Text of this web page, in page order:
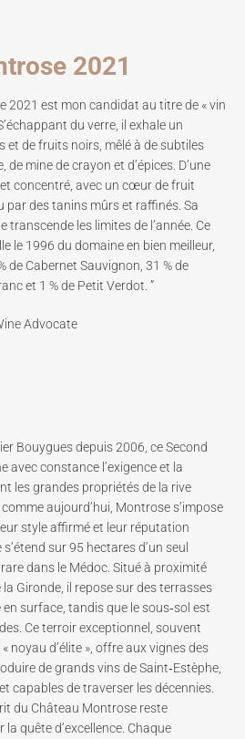
2021
2021 est mon candidat au titre de « vin
du verre, il exhale un
et de fruits noirs, mêlé à de subtiles
de mine de crayon et d’épices. D’une
concentré, avec un cœur de fruit
par des tanins mûrs et raffinés. Sa
les limites de l’année. Ce
le 1996 du domaine en bien meilleur,
de Cabernet Sauvignon, 31 % de
et 1 % de Petit Verdot. ”
Advocate
Bouygues depuis 2006, ce Second
avec constance l’exigence et la
les grandes propriétés de la rive
aujourd’hui, Montrose s’impose
style affirmé et leur réputation
sur 95 hectares d’un seul
dans le Médoc. Situé à proximité
la Gironde, il repose sur des terrasses
surface, tandis que le sous‑sol est
Ce terroir exceptionnel, souvent
noyau d’élite », offre aux vignes des
de grands vins de Saint‑Estèphe,
capables de traverser les décennies.
du Château Montrose reste
quête d’excellence. Chaque